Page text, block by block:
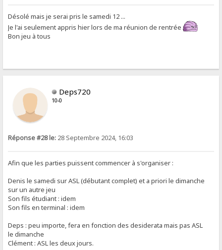
Désolé mais je serai pris le samedi 12 ...
Je l'ai seulement appris hier lors de ma réunion de rentrée
Bon jeu à tous
Deps720
10-0
Réponse #28 le: 28 Septembre 2024, 16:03
Afin que les parties puissent commencer à s'organiser :
Denis le samedi sur ASL (débutant complet) et a priori le dimanche
sur un autre jeu
Son fils étudiant : idem
Son fils en terminal : idem
Deps : peu importe, fera en fonction des desiderata mais pas ASL
le dimanche
Clément : ASL les deux jours.